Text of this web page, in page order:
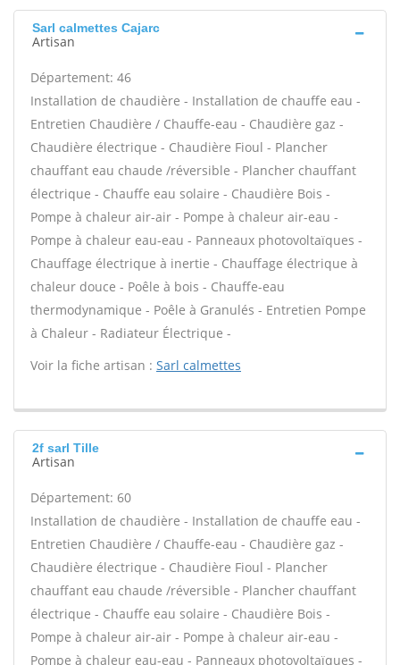
Sarl calmettes Cajarc
Artisan
Département: 46
Installation de chaudière - Installation de chauffe eau -
Entretien Chaudière / Chauffe-eau - Chaudière gaz -
Chaudière électrique - Chaudière Fioul - Plancher
chauffant eau chaude /réversible - Plancher chauffant
électrique - Chauffe eau solaire - Chaudière Bois -
Pompe à chaleur air-air - Pompe à chaleur air-eau -
Pompe à chaleur eau-eau - Panneaux photovoltaïques -
Chauffage électrique à inertie - Chauffage électrique à
chaleur douce - Poêle à bois - Chauffe-eau
thermodynamique - Poêle à Granulés - Entretien Pompe
à Chaleur - Radiateur Électrique -
Voir la fiche artisan : Sarl calmettes
2f sarl Tille
Artisan
Département: 60
Installation de chaudière - Installation de chauffe eau -
Entretien Chaudière / Chauffe-eau - Chaudière gaz -
Chaudière électrique - Chaudière Fioul - Plancher
chauffant eau chaude /réversible - Plancher chauffant
électrique - Chauffe eau solaire - Chaudière Bois -
Pompe à chaleur air-air - Pompe à chaleur air-eau -
Pompe à chaleur eau-eau - Panneaux photovoltaïques -